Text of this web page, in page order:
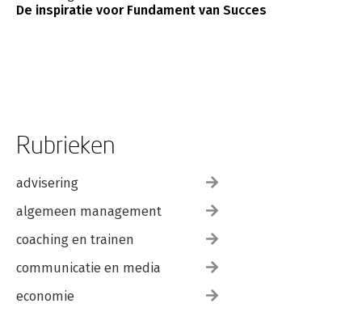
De inspiratie voor Fundament van Succes
Rubrieken
advisering
algemeen management
coaching en trainen
communicatie en media
economie